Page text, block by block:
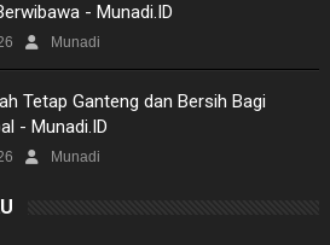
- Munadi.ID
Munadi
Tetap Ganteng dan Bersih Bagi
- Munadi.ID
Munadi